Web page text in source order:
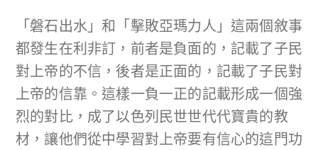
「磐石出水」和「擊敗亞瑪力人」這兩個敘事
都發生在利非訂，前者是負面的，記載了子民
對上帝的不信，後者是正面的，記載了子民對
上帝的信靠。這樣一負一正的記載形成一個強
烈的對比，成了以色列民世世代代寶貴的教
材，讓他們從中學習對上帝要有信心的這門功